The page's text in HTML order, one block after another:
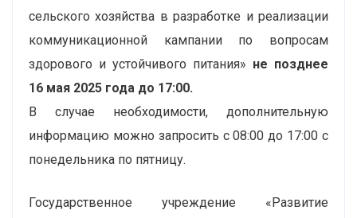
сельского хозяйства в разработке и реализации
коммуникационной кампании по вопросам
здорового и устойчивого питания» не позднее
16 мая 2025 года до 17:00.
В случае необходимости, дополнительную
информацию можно запросить с 08:00 до 17:00 с
понедельника по пятницу.
Государственное учреждение «Развитие